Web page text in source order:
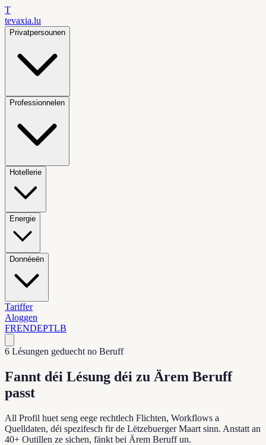
T
tevaxia.lu
Privatpersounen
Professionnelen
Hotellerie
Energie
Donnéeën
Tariffer
Aloggen
FRENDEPTLB
6 Lésungen geduecht no Beruff
Fannt déi Lésung déi zu Ärem Beruff
passt
All Profil huet seng eege rechtlech Flichten, Workflows a
Quelldaten, déi spezifesch fir de Lëtzebuerger Maart sinn. Anstatt an
40+ Outillen ze sichen, fänkt bei Ärem Beruff un.